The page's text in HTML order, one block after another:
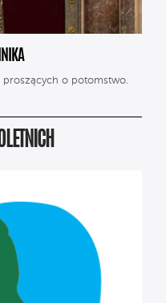
o potomstwo.